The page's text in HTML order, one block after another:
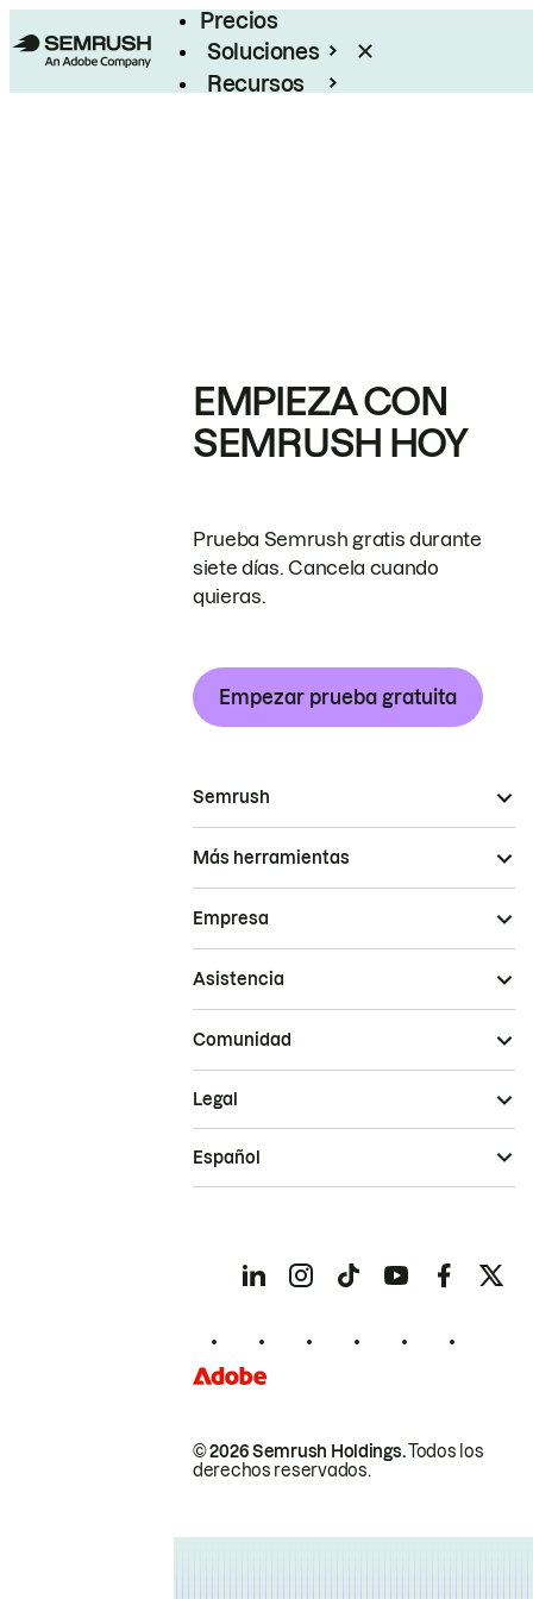
Precios
Soluciones
Recursos
EMPIEZA CON
SEMRUSH HOY
Prueba Semrush gratis durante
siete días. Cancela cuando
quieras.
Empezar prueba gratuita
Semrush
Más herramientas
Empresa
Asistencia
Comunidad
© 2026 Semrush Holdings.Todos los
derechos reservados.
Legal
Español